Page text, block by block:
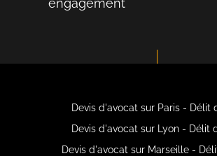
engagement
Devis d'avocat sur Paris - Délit
Devis d'avocat sur Lyon - Délit
Devis d'avocat sur Marseille -